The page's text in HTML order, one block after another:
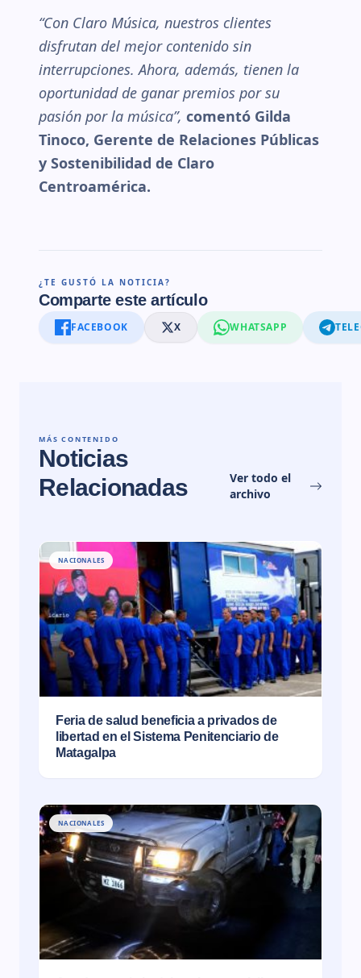
“Con Claro Música, nuestros clientes
disfrutan del mejor contenido sin
interrupciones. Ahora, además, tienen la
oportunidad de ganar premios por su
pasión por la música”, comentó Gilda
Tinoco, Gerente de Relaciones Públicas
y Sostenibilidad de Claro
Centroamérica.
¿TE GUSTÓ LA NOTICIA?
Comparte este artículo
FACEBOOK X WHATSAPP
MÁS CONTENIDO
Noticias
Relacionadas
Ver todo el
archivo
NACIONALES
Feria de salud beneficia a privados de
libertad en el Sistema Penitenciario de
Matagalpa
NACIONALES